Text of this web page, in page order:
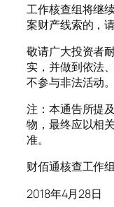
工作核查组将继
案财产线索的，
敬请广大投资者
实，并做到依法
不参与非法活动。
注：本通告所提
物，最终应以相
准。
财佰通核查工作
2018年4月28日